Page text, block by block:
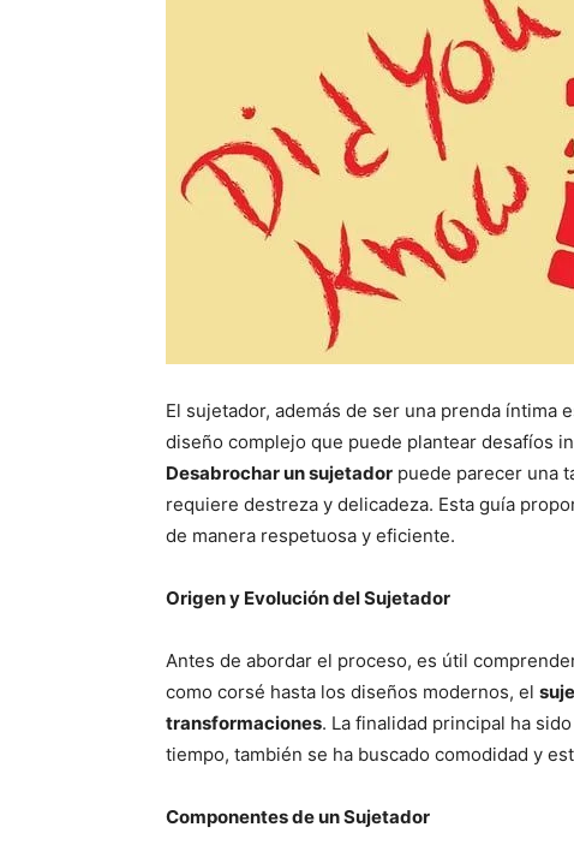
El sujetador, además de ser una prenda
diseño complejo que puede plantear desafíos
Desabrochar un sujetador puede parecer una
requiere destreza y delicadeza. Esta guía
de manera respetuosa y eficiente.
Origen y Evolución del Sujetador
Antes de abordar el proceso, es útil
como corsé hasta los diseños modernos, el
transformaciones. La finalidad principal ha
tiempo, también se ha buscado comodidad y
Componentes de un Sujetador